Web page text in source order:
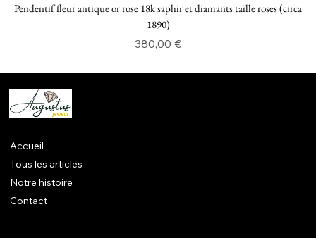
Pendentif fleur antique or rose 18k saphir et diamants taille roses (circa
1890)
Prix
380,00 €
Accueil
Tous les articles
Notre histoire
Contact